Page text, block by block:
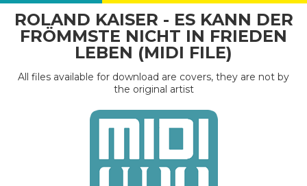
ROLAND KAISER - ES KANN DER
FRÖMMSTE NICHT IN FRIEDEN
LEBEN (MIDI FILE)
All files available for download are covers, they are not by
the original artist